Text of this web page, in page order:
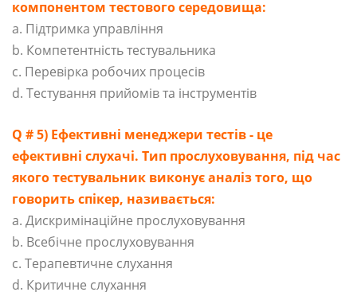
компонентом тестового середовища:
a. Підтримка управління
b. Компетентність тестувальника
c. Перевірка робочих процесів
d. Тестування прийомів та інструментів
Q # 5) Ефективні менеджери тестів - це
ефективні слухачі. Тип прослуховування, під час
якого тестувальник виконує аналіз того, що
говорить спікер, називається:
a. Дискримінаційне прослуховування
b. Всебічне прослуховування
c. Терапевтичне слухання
d. Критичне слухання